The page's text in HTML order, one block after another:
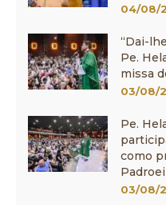
04/08/
“Dai-
Pe.
missa
03/08/
Pe.
como
03/08/